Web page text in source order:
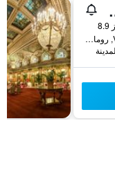
باي آيتش جي
Via Vittorio Veneto 62, روما, إيطاليا